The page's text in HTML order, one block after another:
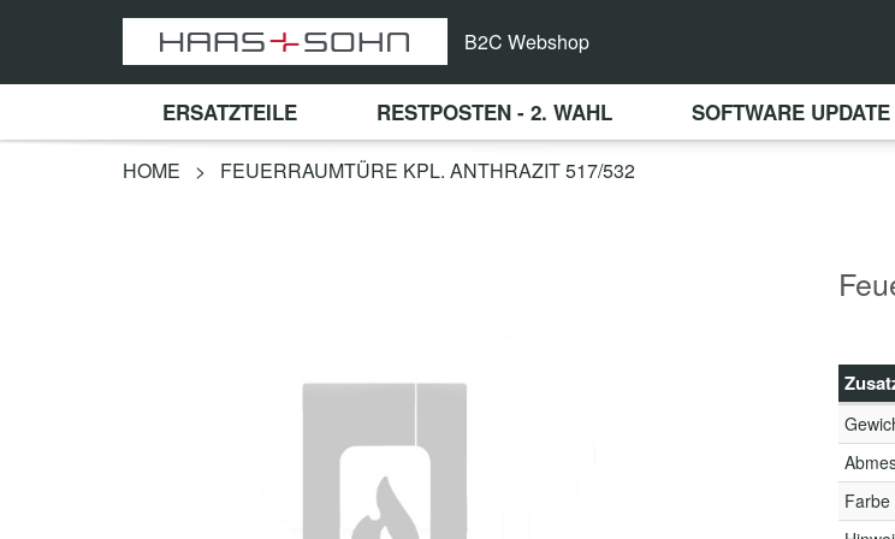
B2C Webshop
ERSATZTEILE RESTPOSTEN - 2. WAHL SOFTWARE UPDATE
HOME > FEUERRAUMTÜRE KPL. ANTHRAZIT 517/532
Farbe